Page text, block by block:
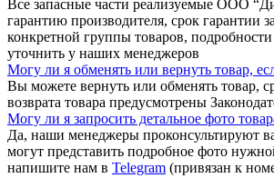
Все запасные части реализуемые ООО
гарантию производителя, срок гарантии
конкретной группы товаров,
уточнить у наших менеджеров
Могу ли я обменять или вернуть товар,
Вы можете вернуть или обменять товар,
возврата товара предусмотрены
Могу ли я запросить детальное фото
Да, наши менеджеры проконсультируют
могут представить подробное фото
напишите нам в Telegram (привязан к